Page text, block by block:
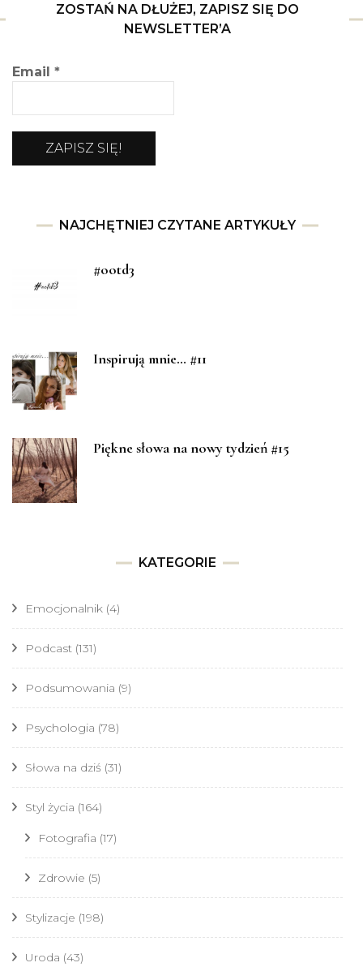
ZOSTAŃ NA DŁUŻEJ, ZAPISZ SIĘ DO
NEWSLETTER’A
Email *
NAJCHĘTNIEJ CZYTANE ARTYKUŁY
#ootd3
Inspirują mnie… #11
Piękne słowa na nowy tydzień #15
KATEGORIE
Emocjonalnik (4)
Podcast (131)
Podsumowania (9)
Psychologia (78)
Słowa na dziś (31)
Styl życia (164)
Fotografia (17)
Zdrowie (5)
Stylizacje (198)
Uroda (43)